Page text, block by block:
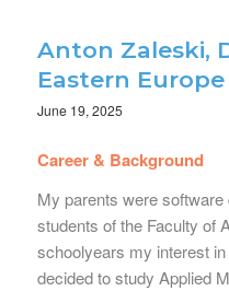
Anton Zaleski,
Eastern Europe
June 19, 2025
Career & Background
My parents were
students of the Faculty of
schoolyears my interest
decided to study Applied